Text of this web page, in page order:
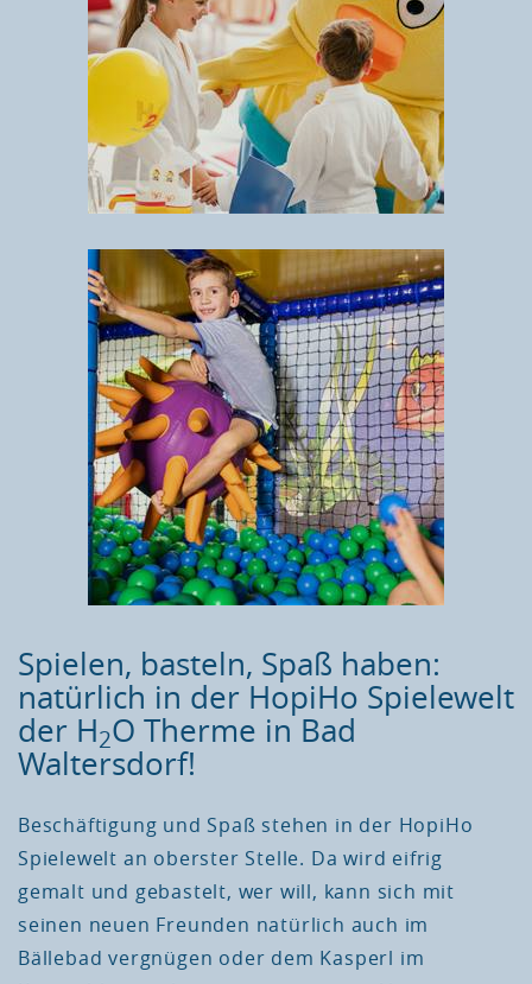
Spielen, basteln, Spaß haben:
natürlich in der HopiHo Spielewelt
der H2O Therme in Bad
Waltersdorf!
Beschäftigung und Spaß stehen in der HopiHo
Spielewelt an oberster Stelle. Da wird eifrig
gemalt und gebastelt, wer will, kann sich mit
seinen neuen Freunden natürlich auch im
Bällebad vergnügen oder dem Kasperl im